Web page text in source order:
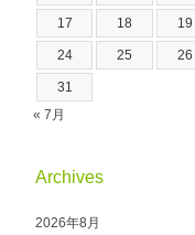
17 18 19
24 25 26
31
« 7月
Archives
2026年8月